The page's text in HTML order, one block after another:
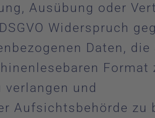
Ausübung oder
Widerspruch
Daten,
und
Aufsichtsbehörde zu